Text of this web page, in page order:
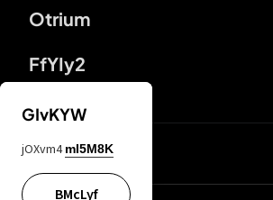
Otrium
FfYIy2
DDcvSo
GIvKYW
jOXvm4 mI5M8K
BMcLyf